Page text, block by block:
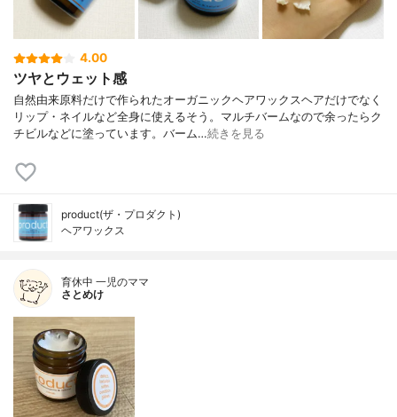
4.00
ツヤとウェット感
自然由来原料だけで作られたオーガニックヘアワックスヘアだけでなく
リップ・ネイルなど全身に使えるそう。マルチバームなので余ったらク
チビルなどに塗っています。バーム…続きを見る
product(ザ・プロダクト)
ヘアワックス
育休中 一児のママ
さとめけ